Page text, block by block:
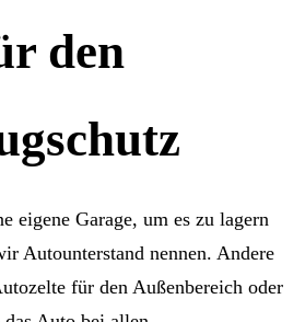
den
eigene Garage, um es zu lagern
Autounterstand nennen. Andere
für den Außenbereich oder